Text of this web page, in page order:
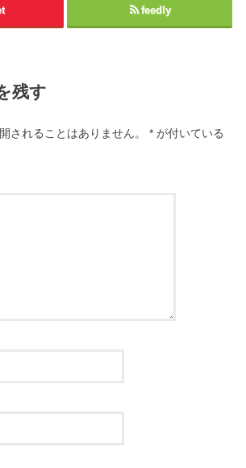
feedly
残す
されることはありません。 * が付いている